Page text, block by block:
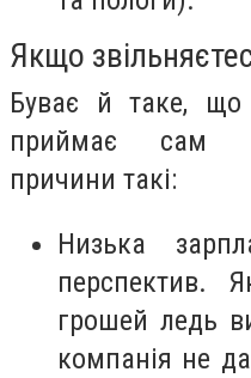
Якщо
Буває й таке, що
приймає сам
причини такі:
Низька
перспектив.
грошей ледь
компанія не